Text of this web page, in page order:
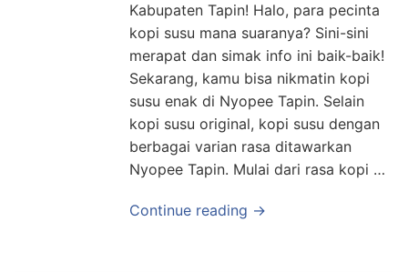
Kabupaten Tapin! Halo, para pecinta
kopi susu mana suaranya? Sini-sini
merapat dan simak info ini baik-baik!
Sekarang, kamu bisa nikmatin kopi
susu enak di Nyopee Tapin. Selain
kopi susu original, kopi susu dengan
berbagai varian rasa ditawarkan
Nyopee Tapin. Mulai dari rasa kopi …
Continue reading →